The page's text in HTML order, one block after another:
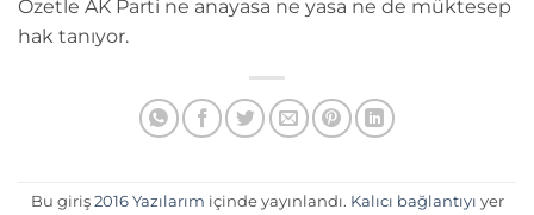
Özetle AK Parti ne anayasa ne yasa ne de müktesep
hak tanıyor.
Bu giriş 2016 Yazılarım içinde yayınlandı. Kalıcı bağlantıyı yer